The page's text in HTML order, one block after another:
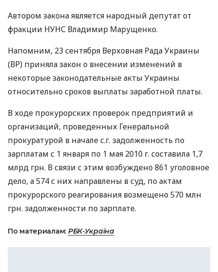
Автором закона является народный депутат от
фракции НУНС Владимир Марущенко.
Напомним, 23 сентября Верховная Рада Украины
(ВР) приняла закон о внесении изменений в
некоторые законодательные акты Украины
относительно сроков выплаты заработной платы.
В ходе прокурорских проверок предприятий и
организаций, проведенных Генеральной
прокуратурой в начале с.г. задолженность по
зарплатам с 1 января по 1 мая 2010 г. составила 1,7
млрд грн. В связи с этим возбуждено 861 уголовное
дело, а 574 с них направлены в суд, по актам
прокурорского реагирования возмещено 570 млн
грн. задолженности по зарплате.
По материалам: РБК-Україна